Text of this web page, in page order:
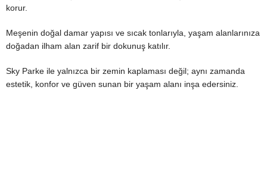
korur.
Meşenin doğal damar yapısı ve sıcak tonlarıyla, yaşam alanlarınıza
doğadan ilham alan zarif bir dokunuş katılır.
Sky Parke ile yalnızca bir zemin kaplaması değil; aynı zamanda
estetik, konfor ve güven sunan bir yaşam alanı inşa edersiniz.